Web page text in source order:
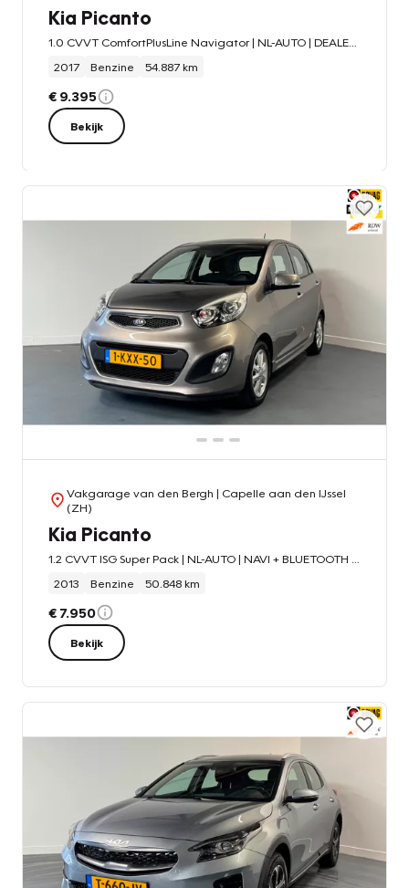
Kia Picanto
2017
Benzine 54.887 km
€ 9.395
Bekijk
Vakgarage van den Bergh | Capelle aan den IJssel
(ZH)
Kia Picanto
2013
Benzine 50.848 km
€ 7.950
Bekijk